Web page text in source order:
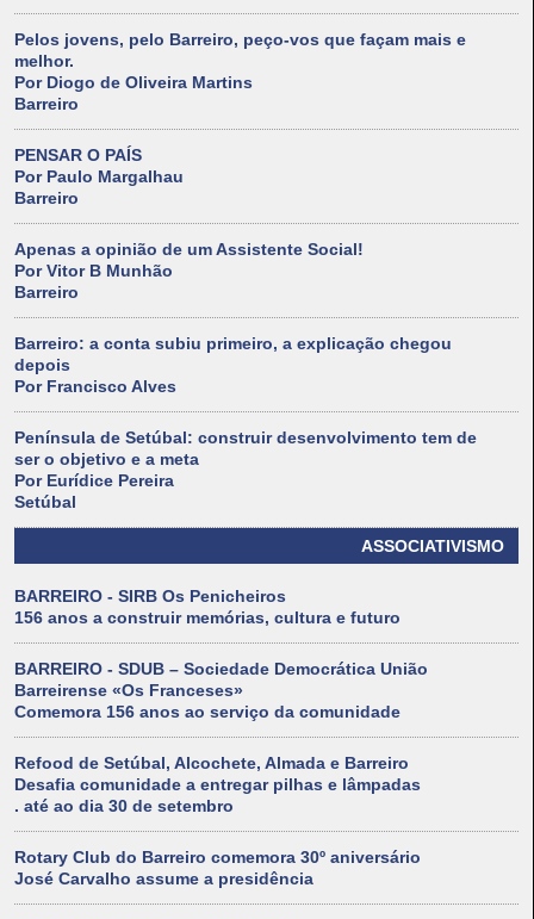
Pelos jovens, pelo Barreiro, peço-vos que façam mais e
melhor.
Por Diogo de Oliveira Martins
Barreiro
PENSAR O PAÍS
Por Paulo Margalhau
Barreiro
Apenas a opinião de um Assistente Social!
Por Vitor B Munhão
Barreiro
Barreiro: a conta subiu primeiro, a explicação chegou
depois
Por Francisco Alves
Península de Setúbal: construir desenvolvimento tem de
ser o objetivo e a meta
Por Eurídice Pereira
Setúbal
ASSOCIATIVISMO
BARREIRO - SIRB Os Penicheiros
156 anos a construir memórias, cultura e futuro
BARREIRO - SDUB – Sociedade Democrática União
Barreirense «Os Franceses»
Comemora 156 anos ao serviço da comunidade
Refood de Setúbal, Alcochete, Almada e Barreiro
Desafia comunidade a entregar pilhas e lâmpadas
. até ao dia 30 de setembro
Rotary Club do Barreiro comemora 30º aniversário
José Carvalho assume a presidência